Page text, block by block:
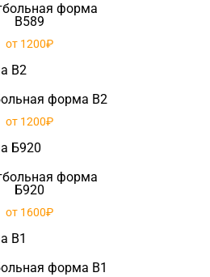
форма
B589
от 1200₽
форма B2
от 1200₽
форма
Б920
от 1600₽
форма B1